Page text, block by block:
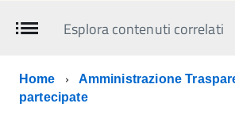
Esplora contenuti correlati
Home Amministrazione
partecipate